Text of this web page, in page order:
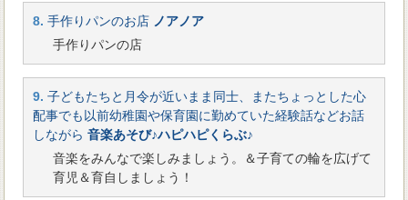
8. 手作りパンのお店 ノアノア
手作りパンの店
9. 子どもたちと月令が近いまま同士、またちょっとした心
配事でも以前幼稚園や保育園に勤めていた経験話などお話
しながら 音楽あそび♪ハピハピくらぶ♪
音楽をみんなで楽しみましょう。＆子育ての輪を広げて
育児＆育自しましょう！